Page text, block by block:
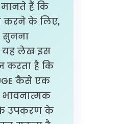
हैं कि
करने के लिए,
सुनना
यह लेख इस
करता है कि
कैसे एक
उपकरण के